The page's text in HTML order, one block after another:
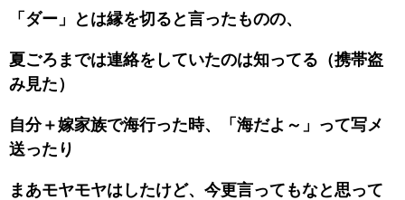
「ダー」とは縁を切ると言ったものの、
夏ごろまでは連絡をしていたのは知ってる（携帯盗
み見た）
自分＋嫁家族で海行った時、「海だよ～」って写メ
送ったり
まあモヤモヤはしたけど、今更言ってもなと思って